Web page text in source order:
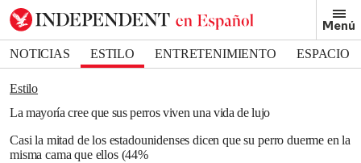
Menú
NOTICIAS ESTILO ENTRETENIMIENTO
ESPACIO
DEPORTES
Estilo
La mayoría cree que sus perros viven una vida de lujo
Casi la mitad de los estadounidenses dicen que su perro duerme en la
misma cama que ellos (44%
Bookmark popover
Removed from bookmarks
Close popover